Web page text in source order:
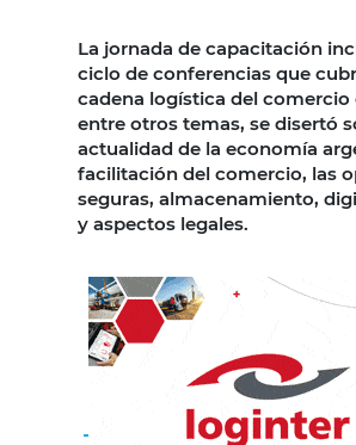
La jornada de capacitación
ciclo de conferencias que
cadena logística del comercio
entre otros temas, se disertó
actualidad de la economía
facilitación del comercio, las
seguras, almacenamiento,
y aspectos legales.